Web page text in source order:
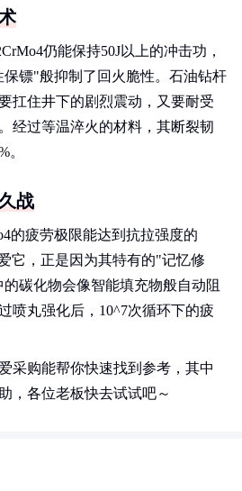
仍能保持50J以上的冲击功，
镖"般抑制了回火脆性。石油钻杆
扛住井下的剧烈震动，又要耐受
经过等温淬火的材料，其断裂韧
。
战
的疲劳极限能达到抗拉强度的
它，正是因为其特有的"记忆修
碳化物会像智能填充物般自动阻
喷丸强化后，10^7次循环下的疲
采购能帮你快速找到参考，其中
，各位老板快去试试吧～